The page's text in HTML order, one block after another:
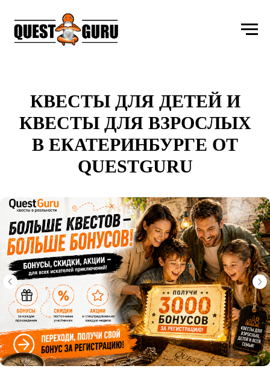
КВЕСТЫ ДЛЯ ДЕТЕЙ И
КВЕСТЫ ДЛЯ ВЗРОСЛЫХ
В ЕКАТЕРИНБУРГЕ ОТ
QUESTGURU